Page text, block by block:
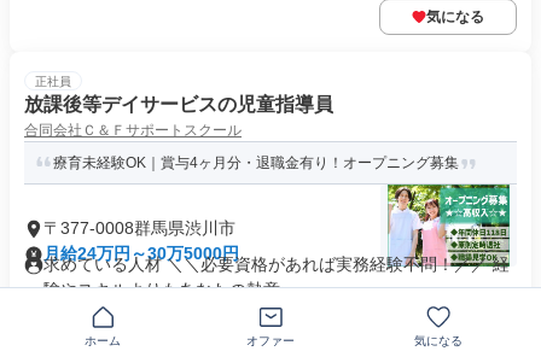
気になる
正社員
放課後等デイサービスの児童指導員
合同会社Ｃ＆Ｆサポートスクール
療育未経験OK｜賞与4ヶ月分・退職金有り！オープニング募集
〒377-0008群馬県渋川市
月給24万円～30万5000円
求めている人材 ＼＼必要資格があれば実務経験不問！／／ 経
験やスキルよりもあなたの熱意...
業界未経験歓迎
ホーム オファー 気になる